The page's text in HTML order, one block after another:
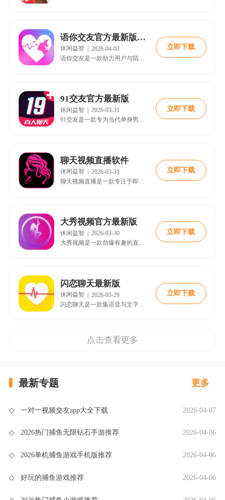
语你交友官方最新版app
休闲益智
2026-04-03
语你交友是一款助力用户与陌生人建立优质社交关系的软件。平台聚集了大量高质量男女，提供了一个线上找友、交友的绝佳环境。用户可以随时查找自己感兴趣的人，即时发起聊天互动，快速拉近距离，结交兴趣爱好相投的友人。同时，通过智能推荐还能更快邂逅异性知己，早日实现恋爱脱单，让线上交友不再困难。
立即下载
91交友官方最新版
休闲益智
2026-03-31
91交友是一款专为当代单身男女打造的社交恋爱互动平台，旨在帮助用户在浩瀚人海中找到那个有趣的灵魂和心灵上的温暖。它以寻找志同道合的朋友为核心，通过便捷的沟通方式和精准的匹配机制，让亲密聊天变得轻松自然，让每一份渴望陪伴的心都能在这里得到回应。
立即下载
聊天视频直播软件
休闲益智 | 2026-03-31
聊天视频直播是一款专注于即时互动与真实社交的语音视频交友平台，致力于打破传统交友模式的壁垒。它通过高效的匹配机制，将渴望交流、期待陪伴的用户紧密相连，提供从线上畅聊到线下见面的完整社交链路，为单身人士及社交达人打造了一个充满活力的互动空间。
立即下载
大秀视频官方最新版
休闲益智
2026-03-30
大秀视频是一款劲爆有趣的直播娱乐软件，平台汇聚海量美女主播，带来多元风格的精彩直播内容与创新互动模式，让用户与主播实现亲密互动，尽情享受高品质直播节目带来的欢乐体验。
立即下载
闪恋聊天最新版
休闲益智 | 2026-03-29
立即下载
点击查看更多
最新专题 更多
◇ 一对一视频交友app大全下载 2026-04-07
◇ 2026热门捕鱼无限钻石手游推荐 2026-04-06
◇ 2026单机捕鱼游戏手机版推荐 2026-04-06
◇ 好玩的捕鱼游戏推荐 2026-04-06